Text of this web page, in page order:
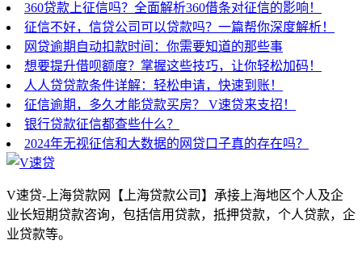
360贷款上征信吗？全面解析360借条对征信的影响！
征信不好，信贷公司可以贷款吗？一篇帮你深度解析！
网贷逾期自动扣款时间：你需要知道的那些事
想要提升借呗额度？掌握这些技巧，让你轻松加码！
人人贷贷款条件详解：轻松申请，快速到账！
征信逾期，多久才能贷款买房？ V速贷来支招！
银行贷款征信都查些什么？
2024年无视征信和大数据的网贷口子真的存在吗？
V速贷-上海贷款网【上海贷款公司】承接上海地区个人及企
业长短期贷款咨询，包括信用贷款，抵押贷款，个人贷款，企
业贷款等。